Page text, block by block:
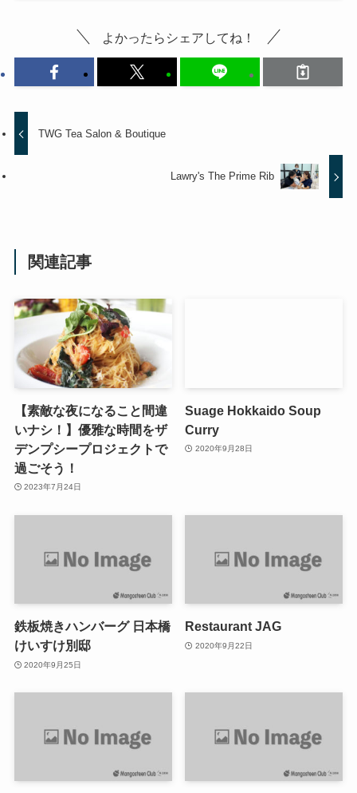
よかったらシェアしてね！
TWG Tea Salon & Boutique
Lawry's The Prime Rib
関連記事
【素敵な夜になること間違
いナシ！】優雅な時間をザ
デンプシープロジェクトで
過ごそう！
2023年7月24日
Suage Hokkaido Soup
Curry
2020年9月28日
鉄板焼きハンバーグ 日本橋
けいすけ別邸
2020年9月25日
Restaurant JAG
2020年9月22日